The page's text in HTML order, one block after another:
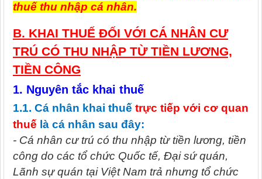
thuế thu nhập cá nhân.
B. KHAI THUẾ ĐỐI VỚI CÁ NHÂN CƯ
TRÚ CÓ THU NHẬP TỪ TIỀN LƯƠNG,
TIỀN CÔNG
1. Nguyên tắc khai thuế
1.1. Cá nhân khai thuế trực tiếp với cơ quan
thuế là cá nhân sau đây:
- Cá nhân cư trú có thu nhập từ tiền lương, tiền
công do các tổ chức Quốc tế, Đại sứ quán,
Lãnh sự quán tại Việt Nam trả nhưng tổ chức